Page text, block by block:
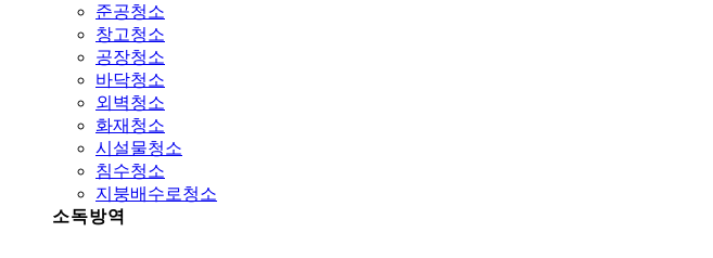
준공청소
창고청소
공장청소
바닥청소
외벽청소
화재청소
시설물청소
침수청소
지붕배수로청소
소독방역